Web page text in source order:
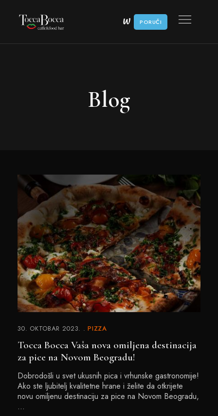
PORUČI
Blog
30. OKTOBAR 2023. PIZZA
Tocca Bocca Vaša nova omiljena destinacija
za pice na Novom Beogradu!
Dobrodošli u svet ukusnih pica i vrhunske gastronomije!
Ako ste ljubitelj kvalitetne hrane i želite da otkrijete
novu omiljenu destinaciju za pice na Novom Beogradu,
…